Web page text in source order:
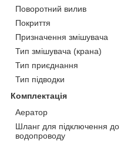
Поворотний вилив
Покриття
Призначення змішувача
Тип змішувача (крана)
Тип приєднання
Тип підводки
Комплектація
Аератор
Шланг для підключення до
водопроводу